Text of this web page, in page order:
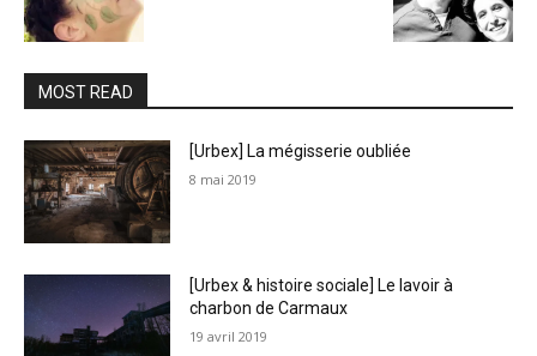
MOST READ
[Urbex] La mégisserie oubliée
8 mai 2019
[Urbex & histoire sociale] Le lavoir à
charbon de Carmaux
19 avril 2019